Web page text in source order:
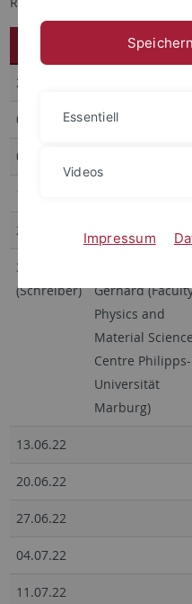
Name
25.04.22
02.05.22
09.05.22
16.05.22
23.05.22
30.05.22
(Schreiber)
Gerhard
Physics and
Material
Centre Philipps-
Universität
Marburg)
13.06.22
20.06.22
27.06.22
04.07.22
11.07.22
Essentiell
Videos
Impressum